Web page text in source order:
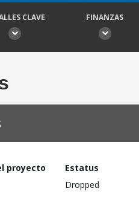
CLAVE FINANZAS
proyecto
Estatus
Dropped